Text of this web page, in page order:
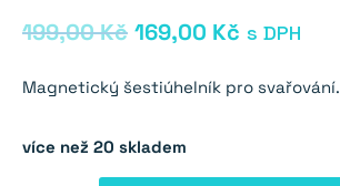
199,00Kč Původní
byla:
199,00 Kč.
169,00 Kč Aktuální
je:
s DPH
Magnetický šestiúhelník pro svařování.
více než 20 skladem